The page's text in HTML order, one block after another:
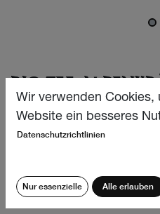
BIO TEE
Unsere ausgewogene Tee-
Geschmack.
CHF12.40
Wir verwenden Cookies,
Website ein besseres
Datenschutzrichtlinien
Nur essenzielle Alle erlauben